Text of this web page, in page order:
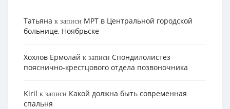
Татьяна к записи МРТ в Центральной городской
больнице, Ноябрьске
Хохлов Ермолай к записи Cпондилолистез
пояснично-крестцового отдела позвоночника
Kiril к записи Какой должна быть современная
спальня